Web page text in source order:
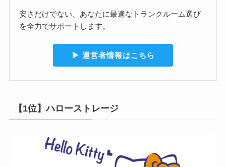
安さだけでない、あなたに最適なトランクルーム選び
を全力でサポートします。
▶︎ 運営者情報はこちら
【1位】ハローストレージ